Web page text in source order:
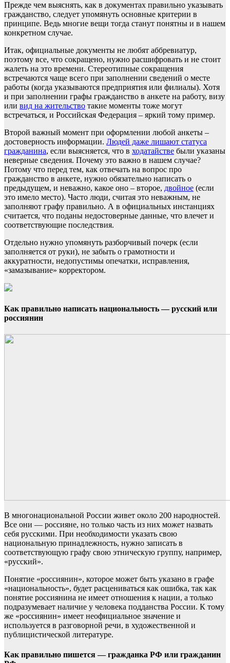
Прежде чем выяснять, как в документах правильно указывать
гражданство, следует упомянуть основные критерии в
принципе. Ведь многие вещи тогда станут понятны и в нашем
конкретном случае.
Итак, официальные документы не любят аббревиатур,
поэтому все, что сокращено, нужно расшифровать и не стоит
жалеть на это времени. Стереотипные сокращения
встречаются чаще всего при заполнении сведений о месте
работы (когда указываются предприятия или филиалы). Хотя
и при заполнении графы гражданство в анкете на работу, визу
или вид на жительство такие моменты тоже могут
встречаться, и Российская Федерация – яркий тому пример.
Второй важный момент при оформлении любой анкеты –
достоверность информации. Людей даже лишают статуса
гражданина, если выясняется, что в ходатайстве были указаны
неверные сведения. Почему это важно в нашем случае?
Потому что перед тем, как отвечать на вопрос про
гражданство в анкете, нужно обязательно написать о
предыдущем, и неважно, какое оно – второе, двойное (если
это имело место). Часто люди, считая это неважным, не
заполняют графу правильно. А в официальных инстанциях
считается, что поданы недостоверные данные, что влечет и
соответствующие последствия.
Отдельно нужно упомянуть разборчивый почерк (если
заполняется от руки), не забыть о грамотности и
аккуратности, недопустимы опечатки, исправления,
«замазывание» корректором.
Как правильно написать национальность — русский или
россиянин
В многонациональной России живет около 200 народностей.
Все они — россияне, но только часть из них может назвать
себя русскими. При необходимости указать свою
национальную принадлежность, нужно записать в
соответствующую графу свою этническую группу, например,
«русский».
Понятие «россиянин», которое может быть указано в графе
«национальность», будет расцениваться как ошибка, так как
понятие россиянина не имеет отношения к нации, а только
подразумевает наличие у человека подданства России. К тому
же «россиянин» имеет неофициальное значение и
используется в разговорной речи, в художественной и
публицистической литературе.
Как правильно пишется — гражданка РФ или гражданин